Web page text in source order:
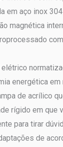
em aço inox
magnética
energética
de acrílico
rígido em
para tirar
de